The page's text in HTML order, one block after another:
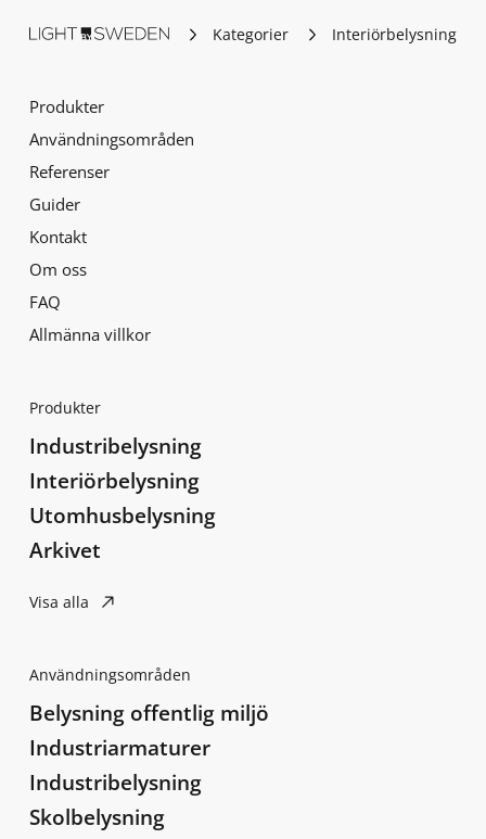
Kategorier Interiörbelysning
Produkter
Användningsområden
Referenser
Guider
Kontakt
Om oss
FAQ
Allmänna villkor
Produkter
Industribelysning
Interiörbelysning
Utomhusbelysning
Arkivet
Visa alla
Användningsområden
Belysning offentlig miljö
Industriarmaturer
Industribelysning
Skolbelysning